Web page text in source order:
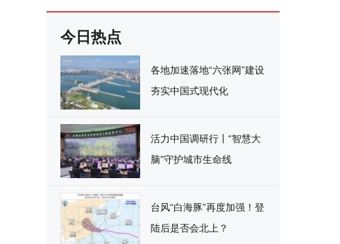
今日热点
各地加速落地“六张网”建设
夯实中国式现代化
活力中国调研行丨“智慧大
脑”守护城市生命线
台风“白海豚”再度加强！登
陆后是否会北上？